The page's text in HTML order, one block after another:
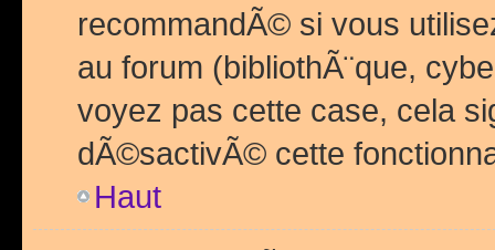
recommandÃ© si vous
au forum (bibliothÃ¨que,
voyez pas cette case, cela
dÃ©sactivÃ© cette
Haut